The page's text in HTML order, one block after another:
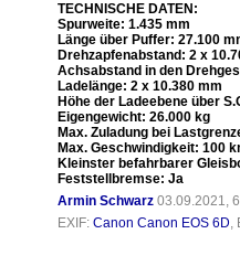
TECHNISCHE DATEN:
Spurweite: 1.435 mm
Länge über Puffer: 27.100
Drehzapfenabstand: 2 x
Achsabstand in den
Ladelänge: 2 x 10.380 mm
Höhe der Ladeebene über
Eigengewicht: 26.000 kg
Max. Zuladung bei
Max. Geschwindigkeit: 100
Kleinster befahrbarer
Feststellbremse: Ja
Armin Schwarz 03.09.2021,
EXIF: Canon Canon EOS 6D,